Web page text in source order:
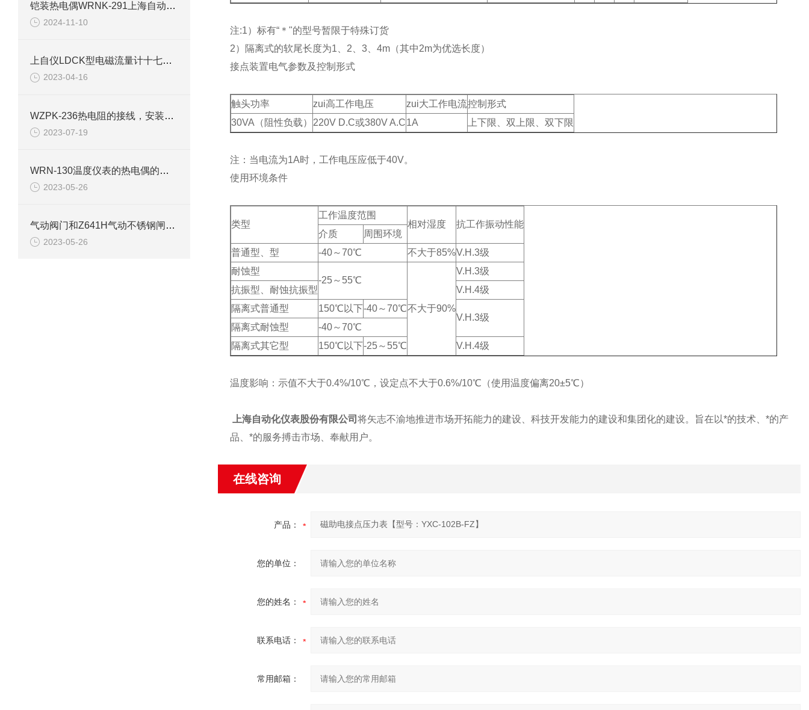
铠装热电偶WRNK-291上海自动化仪表三厂
2024-11-10
上自仪LDCK型电磁流量计十七项不可替代优势及卖点
2023-04-16
WZPK-236热电阻的接线，安装及测量
2023-07-19
WRN-130温度仪表的热电偶的含义
2023-05-26
气动阀门和Z641H气动不锈钢闸阀的定义
2023-05-26
注:1）标有“＊"的型号暂限于特殊订货
2）隔离式的软尾长度为1、2、3、4m（其中2m为优选长度）
接点装置电气参数及控制形式
触头功率 zui高工作电压 zui大工作电流控制形式
30VA（阻性负载）
220V D.C或380V A.C1A 上下限、双上限、双下限
注：当电流为1A时，工作电压应低于40V。
使用环境条件
类型
工作温度范围
相对湿度
抗工作振动性能
介质
周围环境
普通型、型
-40～70℃ 不大于85%V.H.3级
耐蚀型
-25～55℃
不大于90%
V.H.3级
抗振型、耐蚀抗振型
V.H.4级
隔离式普通型
150℃以下-40～70℃
V.H.3级
隔离式耐蚀型
-40～70℃
隔离式其它型
150℃以下-25～55℃ V.H.4级
温度影响：示值不大于0.4%/10℃，设定点不大于0.6%/10℃（使用温度偏离20±5℃）
上海自动化仪表股份有限公司 将矢志不渝地推进市场开拓能力的建设、科技开发能力的建设和集团化的建设。旨在以*的技术、*的产
品、*的服务搏击市场、奉献用户。
在线咨询
产品：
您的单位：
您的姓名：
联系电话：
常用邮箱：